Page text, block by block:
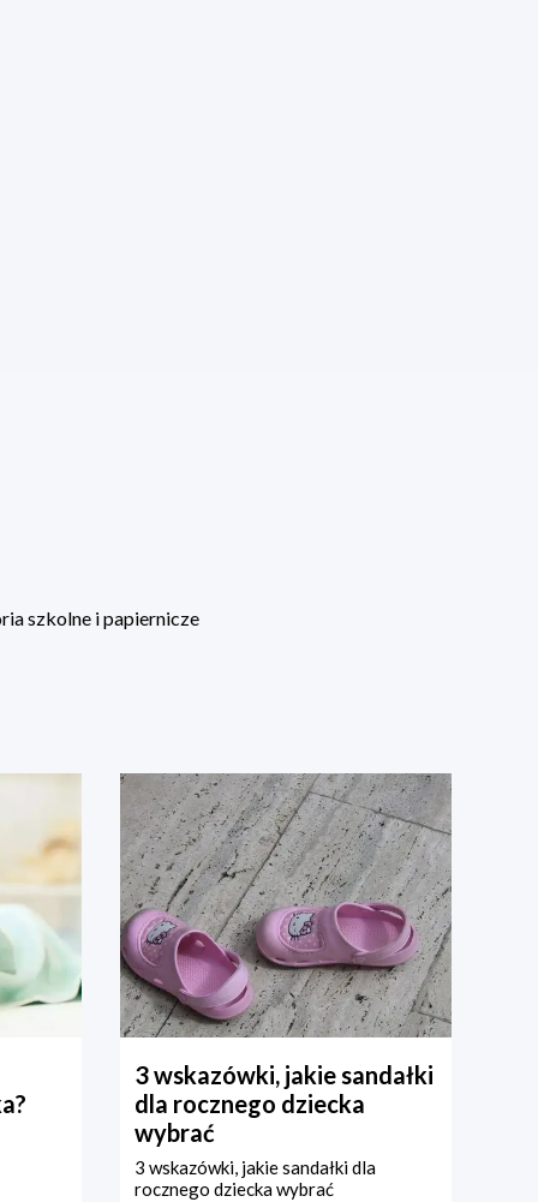
szkolne i papiernicze
3 wskazówki, jakie sandałki
dla rocznego dziecka
wybrać
3 wskazówki, jakie sandałki dla
rocznego dziecka wybrać